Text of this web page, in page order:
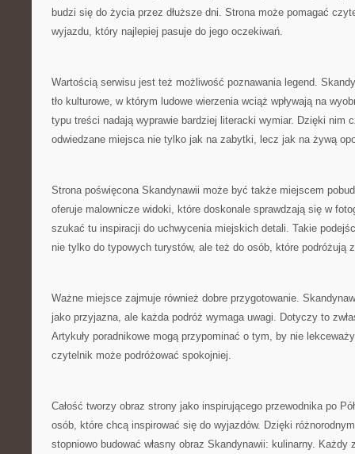
budzi się do życia przez dłuższe dni. Strona może pomagać
wyjazdu, który najlepiej pasuje do jego oczekiwań.
Wartością serwisu jest też możliwość poznawania legend.
tło kulturowe, w którym ludowe wierzenia wciąż wpływają na
typu treści nadają wyprawie bardziej literacki wymiar. Dzięki nim
odwiedzane miejsca nie tylko jak na zabytki, lecz jak na żywą
Strona poświęcona Skandynawii może być także miejscem
oferuje malownicze widoki, które doskonale sprawdzają się w
szukać tu inspiracji do uchwycenia miejskich detali. Takie
nie tylko do typowych turystów, ale też do osób, które podróżują
Ważne miejsce zajmuje również dobre przygotowanie.
jako przyjazna, ale każda podróż wymaga uwagi. Dotyczy to
Artykuły poradnikowe mogą przypominać o tym, by nie
czytelnik może podróżować spokojniej.
Całość tworzy obraz strony jako inspirującego przewodnika po
osób, które chcą inspirować się do wyjazdów. Dzięki
stopniowo budować własny obraz Skandynawii: kulinarny.